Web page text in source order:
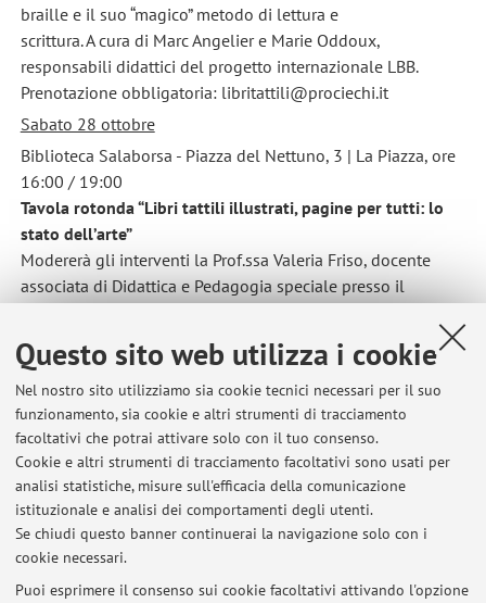
Questo sito web utilizza i cookie
Nel nostro sito utilizziamo sia cookie tecnici necessari per il suo
funzionamento, sia cookie e altri strumenti di tracciamento
facoltativi che potrai attivare solo con il tuo consenso.
Cookie e altri strumenti di tracciamento facoltativi sono usati per
analisi statistiche, misure sull'efficacia della comunicazione
istituzionale e analisi dei comportamenti degli utenti.
Se chiudi questo banner continuerai la navigazione solo con i
cookie necessari.
Puoi esprimere il consenso sui cookie facoltativi attivando l'opzione
braille e il suo “magico” metodo di lettura e
scrittura. A cura di Marc Angelier e Marie Oddoux,
responsabili didattici del progetto internazionale LBB.
Prenotazione obbligatoria: libritattili@prociechi.it
Sabato 28 ottobre
Biblioteca Salaborsa - Piazza del Nettuno, 3 | La Piazza, ore
16:00 / 19:00
Tavola rotonda “Libri tattili illustrati, pagine per tutti: lo
stato dell’arte”
Modererà gli interventi la Prof.ssa Valeria Friso, docente
associata di Didattica e Pedagogia speciale presso il
Università di Bologna
Auspicando una vostra partecipazione, vi saluto
cordialmente
Enrica Polato
Pubblicato il: 11 ottobre 2023